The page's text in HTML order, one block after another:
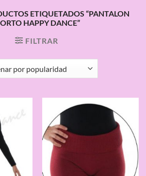
ETIQUETADOS “PANTALON
HAPPY DANCE”
FILTRAR